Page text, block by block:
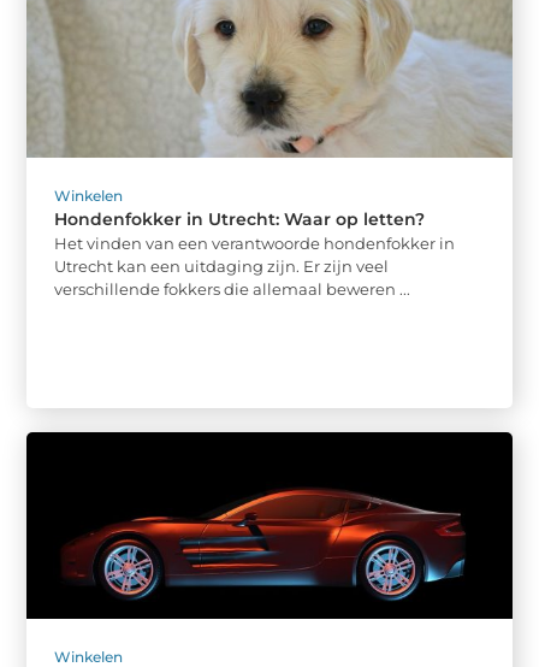
Winkelen
Hondenfokker in Utrecht: Waar op letten?
Het vinden van een verantwoorde hondenfokker in
Utrecht kan een uitdaging zijn. Er zijn veel
verschillende fokkers die allemaal beweren ...
Winkelen